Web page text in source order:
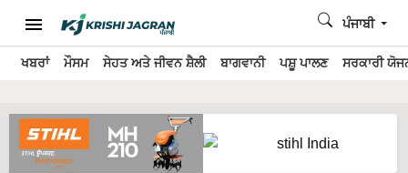
ਖਬਰਾਂ ਮੌਸਮ ਸੇਹਤ ਅਤੇ ਜੀਵਨ ਸ਼ੈਲੀ ਬਾਗਵਾਨੀ ਪਸ਼ੂ ਪਾਲਣ ਸਰਕਾਰੀ
ਪੰਜਾਬੀ